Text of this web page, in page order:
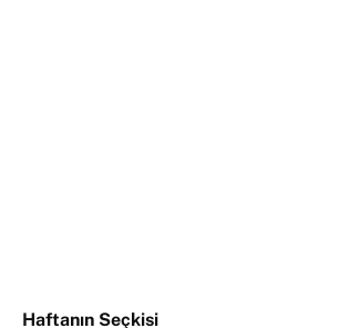
Haftanın Seçkisi